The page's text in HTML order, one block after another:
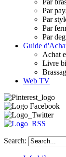
Par
Par
Par
Par
Guide
Achat
Livre
Web TV
Search: